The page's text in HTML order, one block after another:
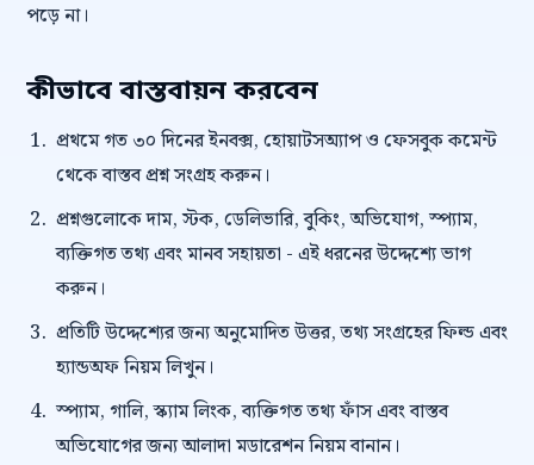
পড়ে না।
কীভাবে বাস্তবায়ন করবেন
প্রথমে গত ৩০ দিনের ইনবক্স, হোয়াটসঅ্যাপ ও ফেসবুক কমেন্ট
থেকে বাস্তব প্রশ্ন সংগ্রহ করুন।
প্রশ্নগুলোকে দাম, স্টক, ডেলিভারি, বুকিং, অভিযোগ, স্প্যাম,
ব্যক্তিগত তথ্য এবং মানব সহায়তা - এই ধরনের উদ্দেশ্যে ভাগ
করুন।
প্রতিটি উদ্দেশ্যের জন্য অনুমোদিত উত্তর, তথ্য সংগ্রহের ফিল্ড এবং
হ্যান্ডঅফ নিয়ম লিখুন।
স্প্যাম, গালি, স্ক্যাম লিংক, ব্যক্তিগত তথ্য ফাঁস এবং বাস্তব
অভিযোগের জন্য আলাদা মডারেশন নিয়ম বানান।